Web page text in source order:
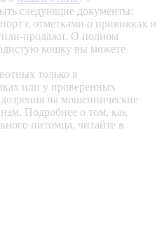
следующие документы:
с отметками о прививках и
продажи. О полном
кошку вы можете
только в
или у проверенных
на мошеннические
Подробнее о том, как
питомца, читайте в